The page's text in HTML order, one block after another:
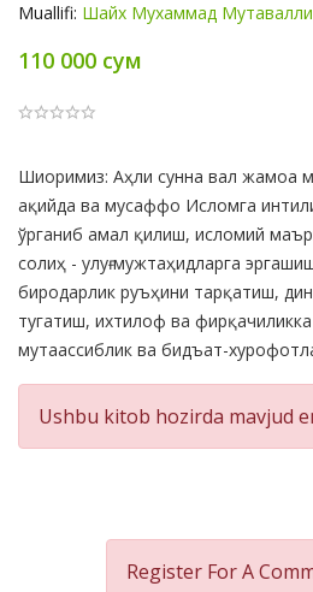
Muallifi: Шайх Мухаммад
110 000 сум
Product
Summery
Шиоримиз: Аҳли сунна вал жамоа
ақийда ва мусаффо Исломга
ўрганиб амал қилиш, исломий
солиҳ - улуғ мужтаҳидларга
биродарлик руъҳини тарқатиш,
тугатиш, ихтилоф ва
мутаассиблик ва бидъат-
Ushbu kitob hozirda mavjud
Register For A